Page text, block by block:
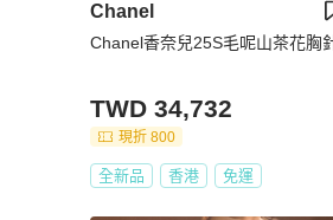
Chanel
Chanel香奈兒25S毛呢山茶花胸
TWD 34,732
現折 800
全新品 香港 免運